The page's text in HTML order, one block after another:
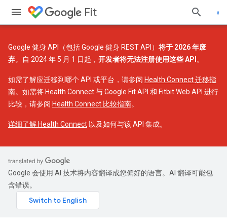
Fit
Google 健身 API（包括 Google 健身 REST API） 将于 2026 年废
弃。自 2024 年 5 月 1 日起， 开发者将无法注册使用这些 API 。
如需了解应迁移到哪个 API 或平台，请参阅 Health Connect 迁移指
南。如需将 Health Connect 与 Google Fit API 和 Fitbit Web API 进行
比较，请参阅 Health Connect 比较指南。
详细了解 Health Connect 以及如何与该 API 集成。
Google 会使用 AI 技术将内容翻译成您偏好的语言。AI 翻译可能包
含错误。